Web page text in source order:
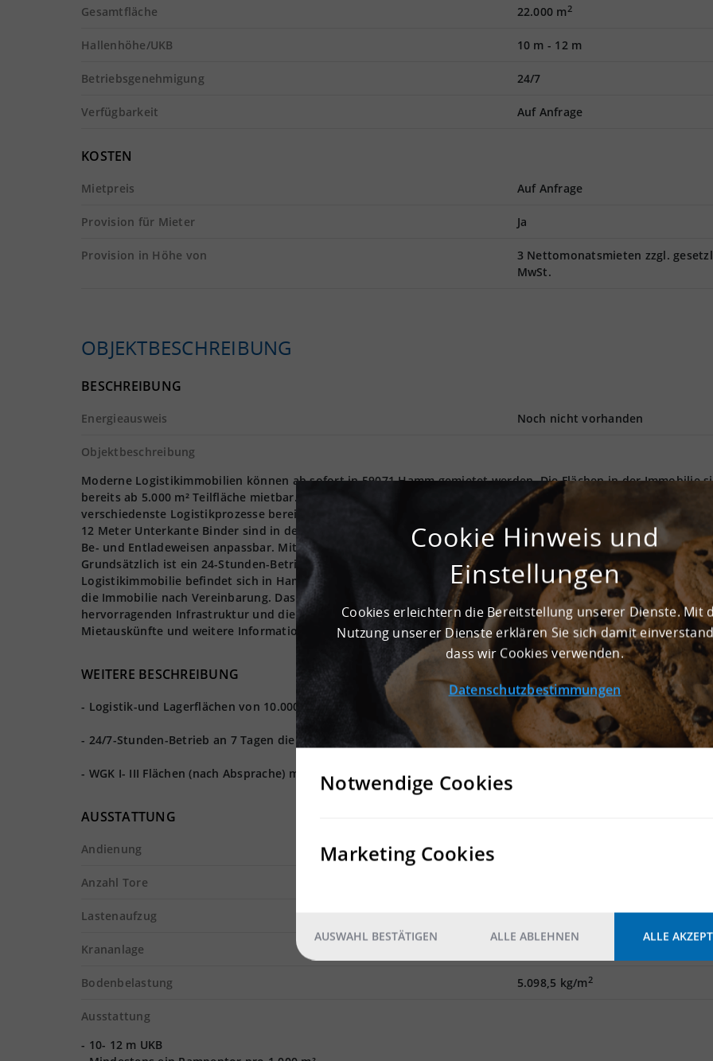
Gesamtfläche 22.000 m2
Hallenhöhe/UKB 10 m - 12 m
Betriebsgenehmigung 24/7
Verfügbarkeit Auf Anfrage
KOSTEN
Mietpreis Auf Anfrage
Provision für Mieter Ja
Provision in Höhe von
3 Nettomonatsmieten zzgl.
MwSt.
OBJEKTBESCHREIBUNG
BESCHREIBUNG
Energieausweis Noch nicht vorhanden
Objektbeschreibung
Moderne Logistikimmobilien können ab sofort in 59071 Hamm gemietet werden. Die Flächen in der Immobilie
bereits ab 5.000 m² Teilfläche mietbar. Mit einer reinen Lagerfläche von 20.000 m² steht die Immobilie für
verschiedenste Logistikprozesse bereit. Die Logistikimmobilien bietet insgesamt 22.000 m² Gewerbefläche. Bis
12 Meter Unterkante Binder sind in den Hallen nutzbar. Ein modernes Andienungssystem ist flexibel an
Be- und Entladeweisen anpassbar. Mit 5.098,5 kg pro m² ist die Bodenbelastung für jegliche Nutzungsart
Grundsätzlich ist ein 24-Stunden-Betrieb der Immobilie möglich. Eine nötige 24/7-Genehmigung dafür liegt vor.
Logistikimmobilie befindet sich in Hamm – einem der relevantesten Logistikstandorte in Deutschland.
die Immobilie nach Vereinbarung. Das Logistikgebiet Hamm steigt weiterhin in seiner Beliebtheit aufgrund der
hervorragenden Infrastruktur und die schnellen Anbindungen an umliegende Regionen. Kontaktieren sie uns
Mietauskünfte und weitere Informationen. Der Standort ist als Top-Logistikregion klassifiziert.
WEITERE BESCHREIBUNG
- Logistik-und Lagerflächen von 10.000 m² bis zu 50.000 m²
- 24/7-Stunden-Betrieb an 7 Tagen die Woche
- WGK I- III Flächen (nach Absprache) möglich
AUSSTATTUNG
Andienung
Anzahl Tore
Lastenaufzug
Krananlage
Bodenbelastung 5.098,5 kg/m2
Ausstattung
- 10- 12 m UKB
Cookie Hinweis und
Einstellungen
Cookies erleichtern die Bereitstellung unserer Dienste. Mit
Nutzung unserer Dienste erklären Sie sich damit
dass wir Cookies verwenden.
Datenschutzbestimmungen
Notwendige Cookies
Marketing Cookies
AUSWAHL BESTÄTIGEN ALLE ABLEHNEN ALLE